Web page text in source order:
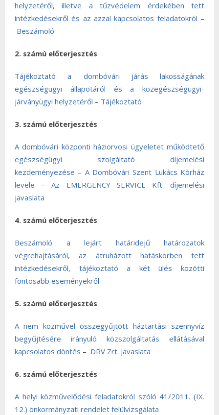
helyzetéről, illetve a tűzvédelem érdekében tett
intézkedésekről és az azzal kapcsolatos feladatokról –
Beszámoló
2. számú előterjesztés
Tájékoztató a dombóvári járás lakosságának
egészségügyi állapotáról és a közegészségügyi-
járványügyi helyzetéről – Tájékoztató
3. számú előterjesztés
A dombóvári központi háziorvosi ügyeletet működtető
egészségügyi szolgáltató díjemelési
kezdeményezése – A Dombóvári Szent Lukács Kórház
levele –Az EMERGENCY SERVICE Kft. díjemelési
javaslata
4. számú előterjesztés
Beszámoló a lejárt határidejű határozatok
végrehajtásáról, az átruházott hatáskörben tett
intézkedésekről, tájékoztató a két ülés közötti
fontosabb eseményekről
5. számú előterjesztés
A nem közművel összegyűjtött háztartási szennyvíz
begyűjtésére irányuló közszolgáltatás ellátásával
kapcsolatos döntés – DRV Zrt. javaslata
6. számú előterjesztés
A helyi közművelődési feladatokról szóló 41/2011. (IX.
12.) önkormányzati rendelet felülvizsgálata